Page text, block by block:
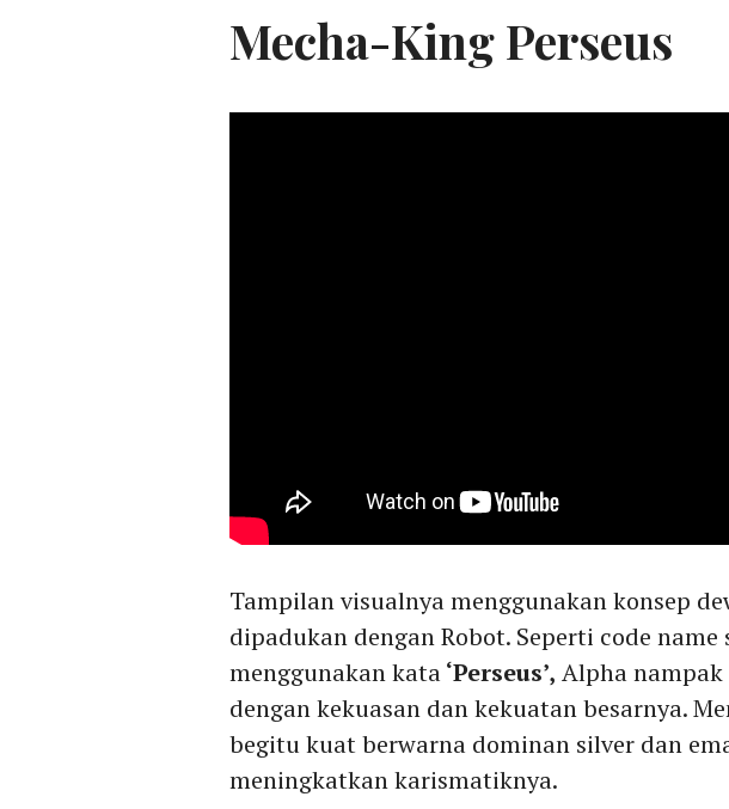
Mecha-King Perseus
Tampilan visualnya menggunakan konsep
dipadukan dengan Robot. Seperti code name
menggunakan kata‘Perseus’, Alpha nampak
dengan kekuasan dan kekuatan besarnya.
begitu kuat berwarna dominan silver dan
meningkatkan karismatiknya.